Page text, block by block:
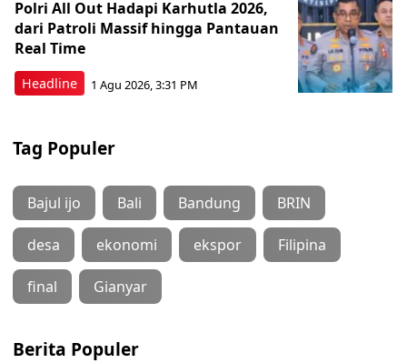
Headline
Polri All Out Hadapi Karhutla 2026,
dari Patroli Massif hingga Pantauan
Real Time
1 Agu 2026, 3:31 PM
Tag Populer
Bajul ijo Bali Bandung BRIN
desa ekonomi ekspor Filipina
final Gianyar
Berita Populer